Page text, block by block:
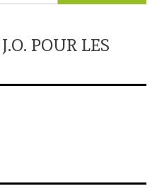
POUR LES